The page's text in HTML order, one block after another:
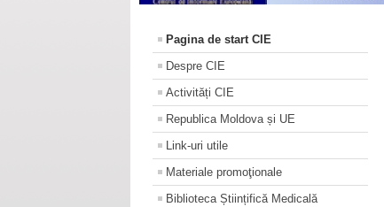
Pagina de start CIE
Despre CIE
Activități CIE
Republica Moldova și UE
Link-uri utile
Materiale promoţionale
Biblioteca Științifică Medicală